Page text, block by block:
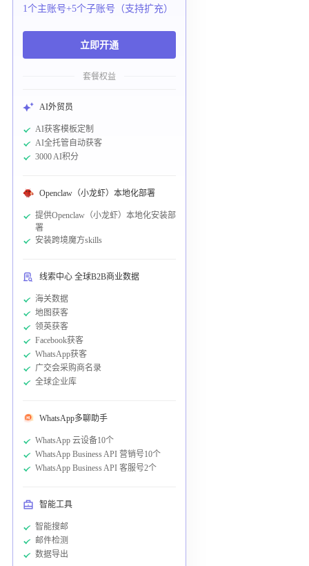
1个主账号+5个子账号（支持扩充）
立即开通
套餐权益
AI外贸员
AI获客模板定制
AI全托管自动获客
3000 AI积分
Openclaw（小龙虾）本地化部署
提供Openclaw（小龙虾）本地化安装部
署
安装跨境魔方skills
线索中心 全球B2B商业数据
海关数据
地图获客
领英获客
Facebook获客
WhatsApp获客
广交会采购商名录
全球企业库
WhatsApp多聊助手
WhatsApp 云设备10个
WhatsApp Business API 营销号10个
WhatsApp Business API 客服号2个
智能工具
智能搜邮
邮件检测
数据导出